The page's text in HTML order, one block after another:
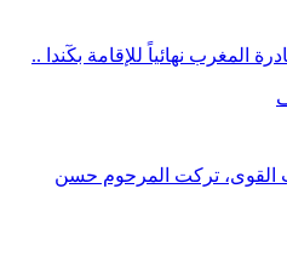
المغرب نهائياً للإقامة بكٓندا ..
القوى، تركت المرحوم حسن